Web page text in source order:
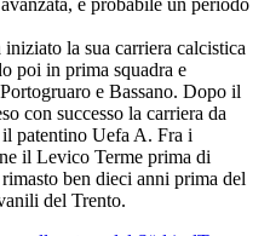
la sua carriera calcistica
poi in prima squadra e
e Bassano. Dopo il
con successo la carriera da
patentino Uefa A. Fra i
il Levico Terme prima di
ben dieci anni prima del
del Trento.